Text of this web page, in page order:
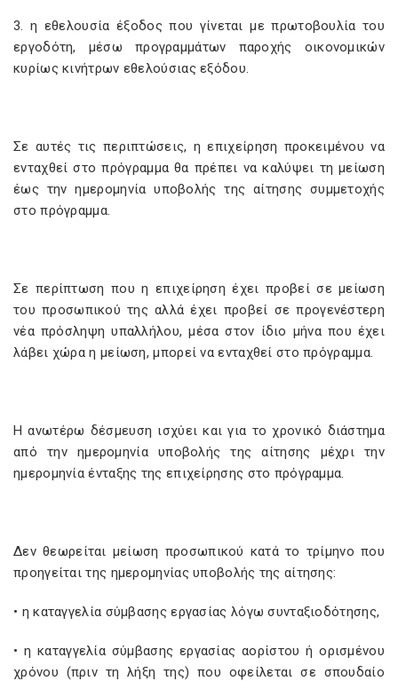
3. η εθελουσία έξοδος που γίνεται με πρωτοβουλία του
εργοδότη, μέσω προγραμμάτων παροχής οικονομικών
κυρίως κινήτρων εθελούσιας εξόδου.
Σε αυτές τις περιπτώσεις, η επιχείρηση προκειμένου να
ενταχθεί στο πρόγραμμα θα πρέπει να καλύψει τη μείωση
έως την ημερομηνία υποβολής της αίτησης συμμετοχής
στο πρόγραμμα.
Σε περίπτωση που η επιχείρηση έχει προβεί σε μείωση
του προσωπικού της αλλά έχει προβεί σε προγενέστερη
νέα πρόσληψη υπαλλήλου, μέσα στον ίδιο μήνα που έχει
λάβει χώρα η μείωση, μπορεί να ενταχθεί στο πρόγραμμα.
Η ανωτέρω δέσμευση ισχύει και για το χρονικό διάστημα
από την ημερομηνία υποβολής της αίτησης μέχρι την
ημερομηνία ένταξης της επιχείρησης στο πρόγραμμα.
Δεν θεωρείται μείωση προσωπικού κατά το τρίμηνο που
προηγείται της ημερομηνίας υποβολής της αίτησης:
• η καταγγελία σύμβασης εργασίας λόγω συνταξιοδότησης,
• η καταγγελία σύμβασης εργασίας αορίστου ή ορισμένου
χρόνου (πριν τη λήξη της) που οφείλεται σε σπουδαίο